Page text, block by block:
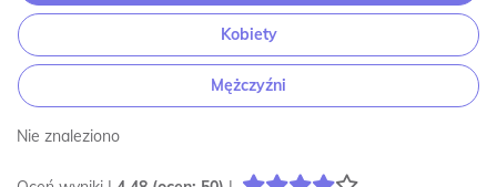
Kobiety
Mężczyźni
Nie znaleziono